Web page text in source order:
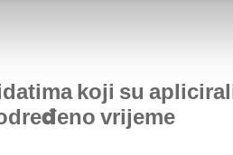
koji su
vrijeme